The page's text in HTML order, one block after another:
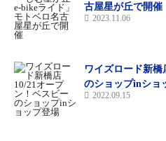
古屋星が丘で開催
2023.11.06
ワイズロード新
のショップinショ
2022.09.15